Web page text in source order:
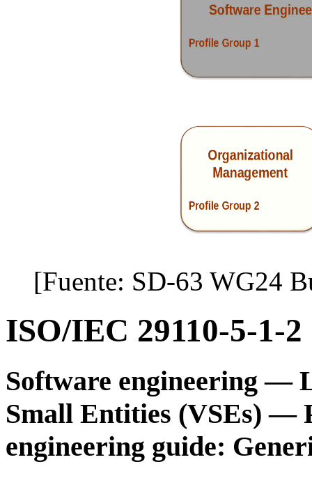
[Fuente: SD-63 WG24
ISO/IEC 29110-5-1-2
Software engineering —
Small Entities (VSEs) —
engineering guide: